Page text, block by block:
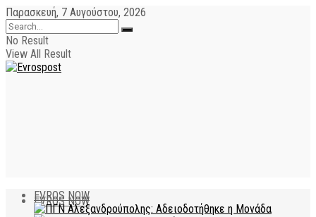
Παρασκευή, 7 Αυγούστου, 2026
No Result
View All Result
EVROS NOW
EVROS NOW